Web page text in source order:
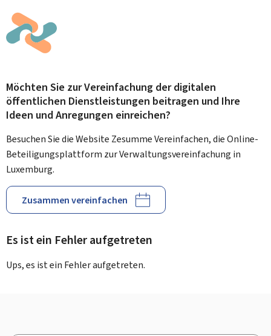
Möchten Sie zur Vereinfachung der digitalen
öffentlichen Dienstleistungen beitragen und Ihre
Ideen und Anregungen einreichen?
Besuchen Sie die Website Zesumme Vereinfachen, die Online-
Beteiligungsplattform zur Verwaltungsvereinfachung in
Luxemburg.
Zusammen vereinfachen
Es ist ein Fehler aufgetreten
Ups, es ist ein Fehler aufgetreten.